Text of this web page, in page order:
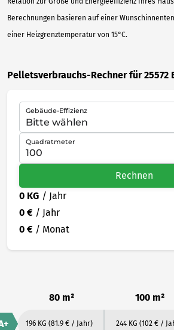
Berechnungen basieren auf einer
einer Heizgrenztemperatur von 15°C.
Pelletsverbrauchs-Rechner für 25572
Gebäude-Effizienz
Quadratmeter
Rechnen
0 KG / Jahr
0 € / Jahr
0 € / Monat
80 m² 100 m²
196 KG (81.9 € / Jahr) 244 KG (102 € /